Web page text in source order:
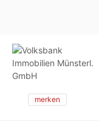
merken